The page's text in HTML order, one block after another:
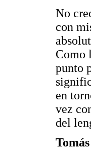
No
con
Como
punto
en
vez
del